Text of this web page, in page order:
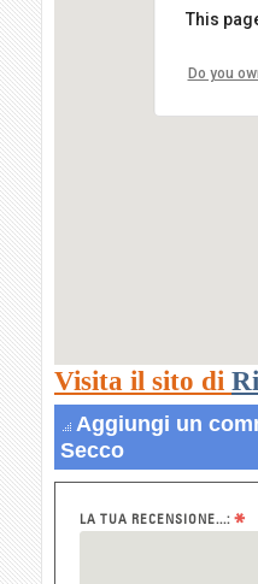
This
Do you
Visita il sito di
Aggiungi un
Secco
LA TUA RECENSIONE...: *